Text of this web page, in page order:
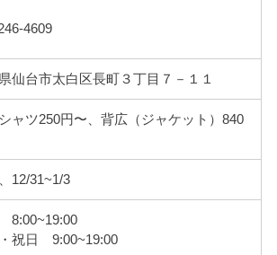
4609
仙台市太白区長町３丁目７－１１
ャツ250円〜、背広（ジャケット）840
12/31~1/3
8:00~19:00
祝日 9:00~19:00